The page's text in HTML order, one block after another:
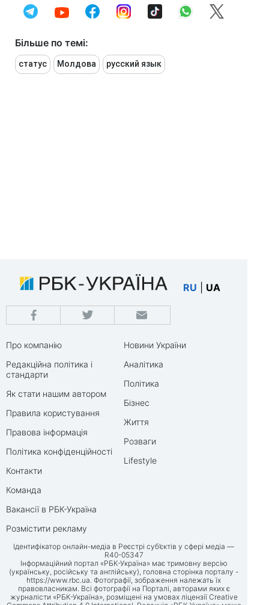
Більше по темі:
статус Молдова русский язык
RU UA
Про компанію
Редакційна політика і
стандарти
Як стати нашим автором
Правила користування
Правова інформація
Політика конфіденційності
Контакти
Команда
Вакансії в РБК-Україна
Розмістити рекламу
Новини України
Аналітика
Політика
Бізнес
Життя
Розваги
Lifestyle
Ідентифікатор онлайн-медіа в Реєстрі суб’єктів у сфері медіа —
R40-05347
Інформаційний портал «РБК-Україна» має тримовну версію
(українську, російську та англійську), головна сторінка порталу -
https://www.rbc.ua. Фотографії, зображення належать їх
правовласникам. Всі фотографії на Порталі, авторами яких є
журналісти «РБК-Україна», розміщені на умовах ліцензії Creative